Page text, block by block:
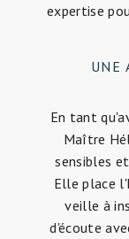
expertise
UNE
En tant
Maître
sensibles
Elle place
veille à
d'écoute